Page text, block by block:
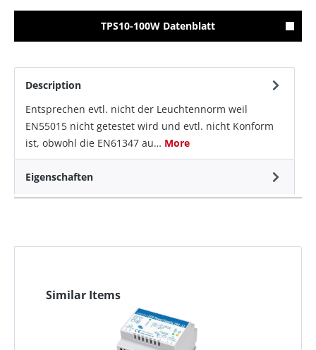
TPS10-100W Datenblatt
Description
Entsprechen evtl. nicht der Leuchtennorm weil
EN55015 nicht getestet wird und evtl. nicht Konform
ist, obwohl die EN61347 au… More
Eigenschaften
Similar Items